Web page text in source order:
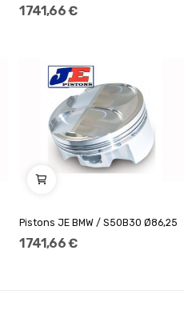
1 741,66 €
Pistons JE BMW / S50B30 Ø86,25
1 741,66 €